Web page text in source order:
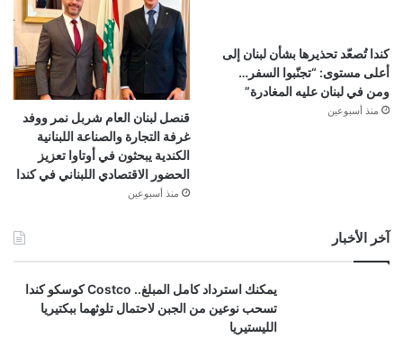
كندا تُصعّد تحذيرها بشأن لبنان إلى
أعلى مستوى: “تجنّبوا السفر…
ومن في لبنان عليه المغادرة”
منذ أسبوعين
قنصل لبنان العام شربل نمر ووفد
غرفة التجارة والصناعة اللبنانية
الكندية يبحثون في أوتاوا تعزيز
الحضور الاقتصادي اللبناني في كندا
منذ أسبوعين
آخر الأخبار
يمكنك استرداد كامل المبلغ.. Costco كوسكو كندا
تسحب نوعين من الجبن لاحتمال تلوثهما ببكتيريا
الليستيريا